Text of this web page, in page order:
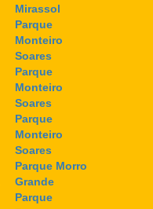
Mirassol
Parque
Monteiro
Soares
Parque
Monteiro
Soares
Parque
Monteiro
Soares
Parque Morro
Grande
Parque